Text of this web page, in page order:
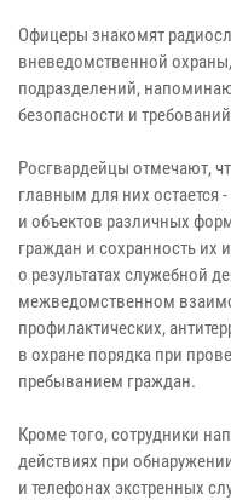
Офицеры знакомят
вневедомственной
подразделений,
безопасности и
Росгвардейцы отмечают,
главным для них остается
и объектов различных
граждан и сохранность их
о результатах служебной
межведомственном
профилактических,
в охране порядка при
пребыванием граждан.
Кроме того, сотрудники
действиях при
и телефонах экстренных